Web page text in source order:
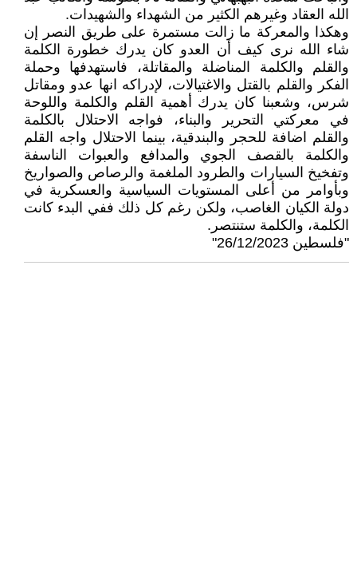
الله العقاد وغيرهم الكثير من الشهداء والشهيدات.
وهكذا والمعركة ما زالت مستمرة على طريق النصر إن
شاء الله نرى كيف أن العدو كان يدرك خطورة الكلمة
والقلم والكلمة المناضلة والمقاتلة، فاستهدفها وحملة
الفكر والقلم بالقتل والاغتيالات، لإدراكه انها عدو ومقاتل
شرس، وشعبنا كان يدرك أهمية القلم والكلمة واللوحة
في معركتي التحرير والبناء، فواجه الاحتلال بالكلمة
والقلم اضافة للحجر والبندقية، بينما الاحتلال واجه القلم
والكلمة بالقصف الجوي والمدافع والعبوات الناسفة
وتفخيخ السيارات والطرود الملغمة والرصاص والصواريخ
وبأوامر من أعلى المستويات السياسية والعسكرية في
دولة الكيان الغاصب، ولكن رغم كل ذلك ففي البدء كانت
الكلمة، والكلمة ستنتصر.
"فلسطين 26/12/2023"